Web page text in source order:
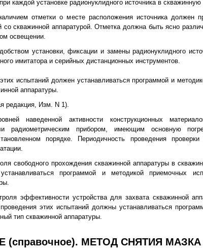
каждой установке радионуклидного источника в скважинную
отметки о месте расположения источника должен
со скважинной аппаратурой. Отметка должна быть ясно
освещении.
установки, фиксации и замены радионуклидного
имитатора и серийных дистанционных инструментов.
испытаний должен устанавливаться программой и
аппаратуры.
редакция, Изм. N 1).
наведенной активности конструкционных
радиометрическим прибором, имеющим основную
порядке. Периодичность проведения
свободного прохождения скважинной аппаратуры в
программой и методикой приемочных
эффективности устройства для захвата скважинной
этих испытаний должны устанавливаться
тип скважинной аппаратуры.
(справочное). МЕТОД СНЯТИЯ МАЗКА